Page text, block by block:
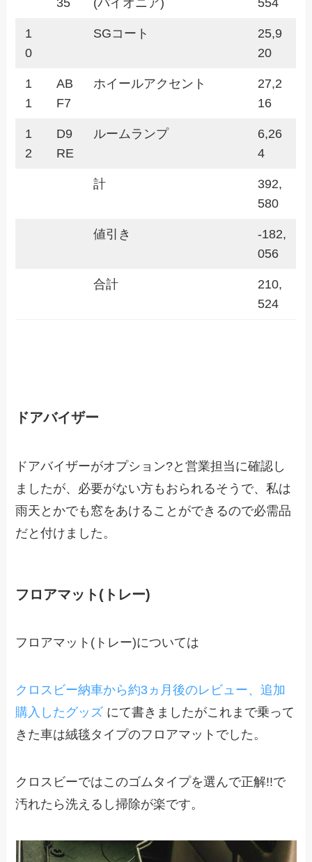
35 (パイオニア) 554
1
0
SGコート
25,9
20
1
1
AB
F7
ホイールアクセント
27,2
16
1
2
D9
RE
ルームランプ
6,26
4
計
392,
580
値引き
-182,
056
合計
210,
524
ドアバイザー
ドアバイザーがオプション?と営業担当に確認し
ましたが、必要がない方もおられるそうで、私は
雨天とかでも窓をあけることができるので必需品
だと付けました。
フロアマット(トレー)
フロアマット(トレー)については
クロスビー納車から約3ヵ月後のレビュー、追加
購入したグッズ にて書きましたがこれまで乗って
きた車は絨毯タイプのフロアマットでした。
クロスビーではこのゴムタイプを選んで正解!!で
汚れたら洗えるし掃除が楽です。